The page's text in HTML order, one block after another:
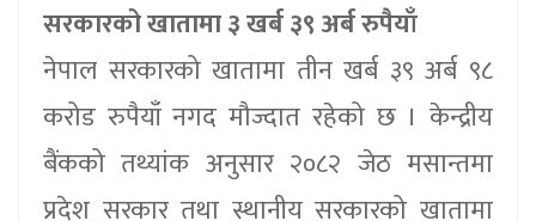
सरकारको खातामा ३ खर्ब ३९ अर्ब रुपैयाँ
नेपाल सरकारको खातामा तीन खर्ब ३९ अर्ब ९८
करोड रुपैयाँ नगद मौज्दात रहेको छ । केन्द्रीय
बैंकको तथ्यांक अनुसार २०८२ जेठ मसान्तमा
प्रदेश सरकार तथा स्थानीय सरकारको खातामा